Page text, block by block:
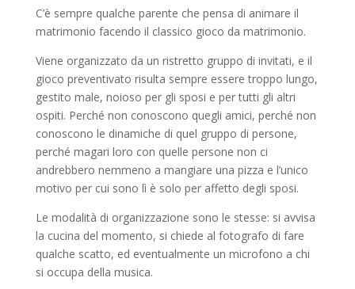
C’è sempre qualche parente che pensa di animare il
matrimonio facendo il classico gioco da matrimonio.
Viene organizzato da un ristretto gruppo di invitati, e il
gioco preventivato risulta sempre essere troppo lungo,
gestito male, noioso per gli sposi e per tutti gli altri
ospiti. Perché non conoscono quegli amici, perché non
conoscono le dinamiche di quel gruppo di persone,
perché magari loro con quelle persone non ci
andrebbero nemmeno a mangiare una pizza e l’unico
motivo per cui sono lì è solo per affetto degli sposi.
Le modalità di organizzazione sono le stesse: si avvisa
la cucina del momento, si chiede al fotografo di fare
qualche scatto, ed eventualmente un microfono a chi
si occupa della musica.